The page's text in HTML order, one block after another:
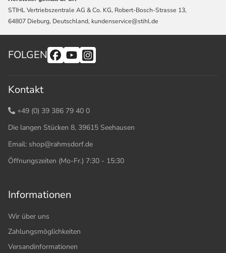
STIHL Vertriebszentrale AG & Co. KG, Robert-Bosch-Strasse 13,
64807 Dieburg, Deutschland, kundenservice@stihl.de
FOLGEN
Kontakt
+49 (0) 39 386 79 40 0
Die langen Stücken 8, 39615 Seehausen
Email: shop@rahmsdorf.de
Öffnungszeiten (Mo-Fr.) 7:30 - 15:30
Informationen
Wir über uns
Zahlungsmöglichkeiten
Versandinformationen